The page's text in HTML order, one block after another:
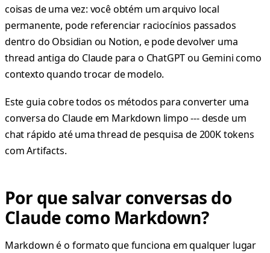
coisas de uma vez: você obtém um arquivo local
permanente, pode referenciar raciocínios passados
dentro do Obsidian ou Notion, e pode devolver uma
thread antiga do Claude para o ChatGPT ou Gemini como
contexto quando trocar de modelo.
Este guia cobre todos os métodos para converter uma
conversa do Claude em Markdown limpo --- desde um
chat rápido até uma thread de pesquisa de 200K tokens
com Artifacts.
Por que salvar conversas do
Claude como Markdown?
Markdown é o formato que funciona em qualquer lugar